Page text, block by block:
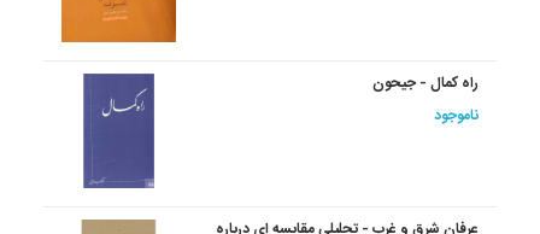
راه‏ کمال‏ - جیحون
ناموجود
عرفان‏ شرق‏ و‏ غرب‏ - تحلیلی مقایسه ای درباره